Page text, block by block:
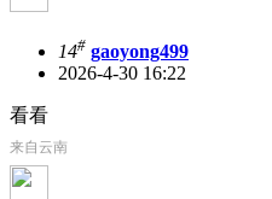
14# gaoyong499
2026-4-30 16:22
看看
来自云南